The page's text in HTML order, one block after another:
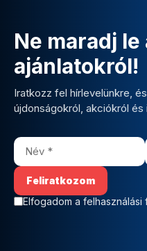
Ne maradj
ajánlatokról!
Iratkozz fel hírlevelünkre,
újdonságokról, akciókról és
Elfogadom a